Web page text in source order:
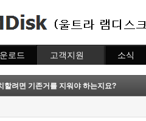
로드 고객지원
자주묻는질문
질문하기
소식
할려면 기존거를 지워야 하는지요?